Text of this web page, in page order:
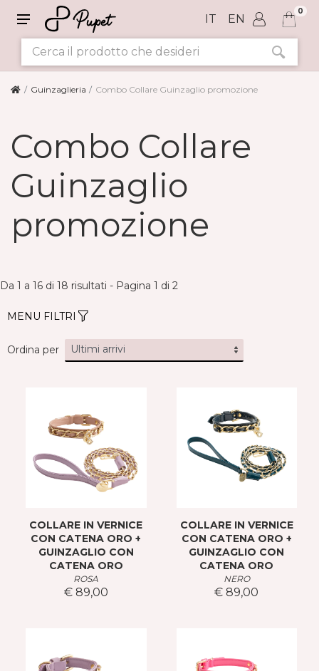
IT EN
0
Guinzaglieria Combo Collare Guinzaglio promozione
Combo Collare
Guinzaglio
promozione
Da 1 a 16 di 18 risultati - Pagina 1 di 2
COLORI
MENU FILTRI
Ordina per
COLLARE IN VERNICE
CON CATENA ORO +
GUINZAGLIO CON
CATENA ORO
ROSA
€ 89,00
COLLARE IN VERNICE
CON CATENA ORO +
GUINZAGLIO CON
CATENA ORO
NERO
€ 89,00